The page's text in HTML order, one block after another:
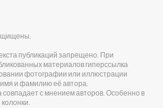
публикаций запрещено. При
материалов гиперссылка
фотографии или иллюстрации
и фамилию её автора.
совпадает с мнением авторов. Особенно в